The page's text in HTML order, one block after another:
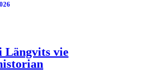
Längvits vie